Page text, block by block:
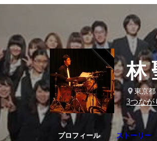
林
東京都
3つなが
プロフィール ストーリー